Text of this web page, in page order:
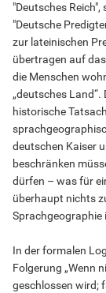
"Deutsches
"Deutsche
zur lateinischen
übertragen auf
die Menschen
„deutsches Land“.
historische
deutschen Kaiser
beschränken
dürfen – was für
überhaupt nichts
Sprachgeographie
In der formalen
Folgerung „Wenn
geschlossen wird;